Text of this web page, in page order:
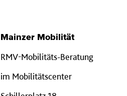
Mainzer Mobilität
RMV-Mobilitäts-Beratung
im Mobilitätscenter